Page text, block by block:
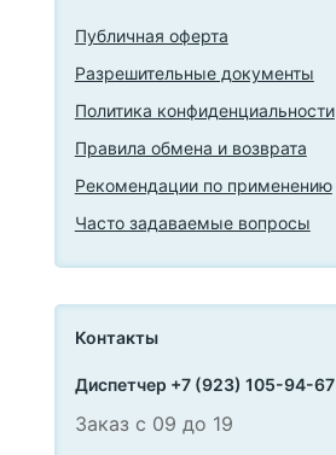
Публичная оферта
Разрешительные документы
Политика конфиденциальности
Правила обмена и возврата
Рекомендации по применению
Часто задаваемые вопросы
Контакты
Диспетчер +7 (923) 105-94-67
Заказ с 09 до 19